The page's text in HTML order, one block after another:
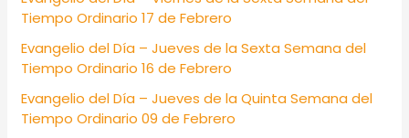
r
:
Tiempo Ordinario 17 de Febrero
Evangelio del Día – Jueves de la Sexta Semana del
Tiempo Ordinario 16 de Febrero
Evangelio del Día – Jueves de la Quinta Semana del
Tiempo Ordinario 09 de Febrero